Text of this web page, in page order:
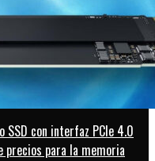
SSD con interfaz PCIe 4.0
precios para la memoria